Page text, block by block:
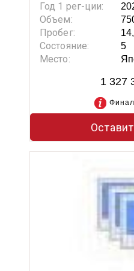
Год 1 рег-ции:
Объем:
Пробег:
Состояние: 5
Место:
1 327